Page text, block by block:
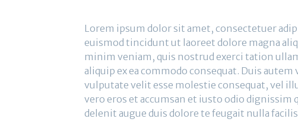
Lorem ipsum dolor sit amet, consectetuer
euismod tincidunt ut laoreet dolore magna
minim veniam, quis nostrud exerci tation
aliquip ex ea commodo consequat. Duis
vulputate velit esse molestie consequat, vel
vero eros et accumsan et iusto odio dignissim
delenit augue duis dolore te feugait nulla